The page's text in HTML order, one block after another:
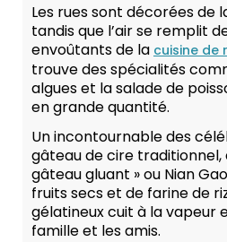
Les rues sont décorées de
tandis que l’air se remplit
envoûtants de la cuisine de
trouve des spécialités
algues et la salade de
en grande quantité.
Un incontournable des
gâteau de cire
gâteau gluant » ou Nian
fruits secs et de farine de
gélatineux cuit à la vapeur
famille et les amis.